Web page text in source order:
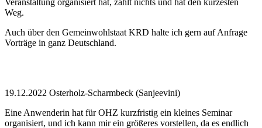
Weg.
Auch über den Gemeinwohlstaat KRD halte ich gern auf Anfrage
Vorträge in ganz Deutschland.
19.12.2022 Osterholz-Scharmbeck (Sanjeevini)
Eine Anwenderin hat für OHZ kurzfristig ein kleines Seminar
organisiert, und ich kann mir ein größeres vorstellen, da es endlich